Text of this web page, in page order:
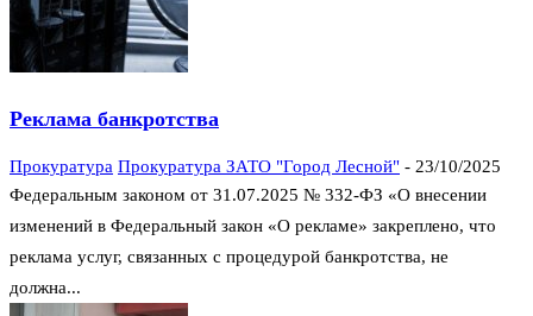
Реклама банкротства
Прокуратура Прокуратура ЗАТО "Город Лесной" - 23/10/2025
Федеральным законом от 31.07.2025 № 332-ФЗ «О внесении
изменений в Федеральный закон «О рекламе» закреплено, что
реклама услуг, связанных с процедурой банкротства, не
должна...